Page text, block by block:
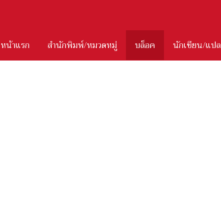
หน้าแรก สำนักพิมพ์/หมวดหมู่ บล็อค นักเขียน/แปล